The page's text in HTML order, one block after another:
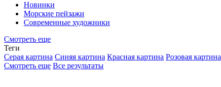
Новинки
Морские пейзажи
Современные художники
Смотреть еще
Теги
Серая картина Синяя картина Красная картина Розовая картина
Смотреть еще Все результаты